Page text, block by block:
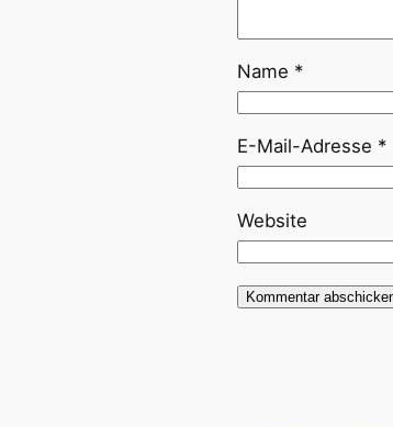
Name *
E-Mail-Adresse *
Website